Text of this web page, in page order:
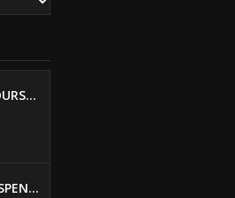
NUMÉRO DE COURSE US 17 CM NOIR
CLAPETS DE SUSPENSIONS DIAMÈTRE 6MM